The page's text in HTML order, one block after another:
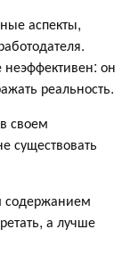
аспекты,
он
реальность.
своем
существовать
содержанием
а лучше